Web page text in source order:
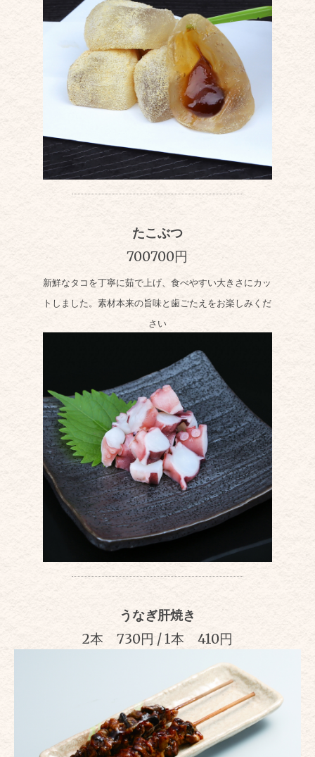
たこぶつ
700700円
新鮮なタコを丁寧に茹で上げ、食べやすい大きさにカッ
トしました。素材本来の旨味と歯ごたえをお楽しみくだ
さい
うなぎ肝焼き
2本 730円 / 1本 410円